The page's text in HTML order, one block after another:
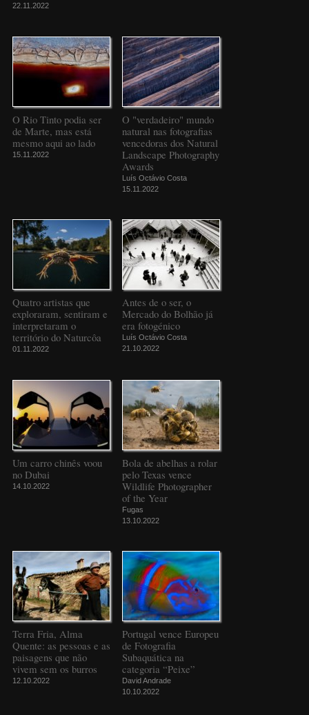
22.11.2022
O Rio Tinto podia ser
de Marte, mas está
mesmo aqui ao lado
15.11.2022
O "verdadeiro" mundo
natural nas fotografias
vencedoras dos Natural
Landscape Photography
Awards
Luís Octávio Costa
15.11.2022
Quatro artistas que
exploraram, sentiram e
interpretaram o
território do Naturcôa
01.11.2022
Antes de o ser, o
Mercado do Bolhão já
era fotogénico
Luís Octávio Costa
21.10.2022
Um carro chinês voou
no Dubai
14.10.2022
Bola de abelhas a rolar
pelo Texas vence
Wildlife Photographer
of the Year
Fugas
13.10.2022
Terra Fria, Alma
Quente: as pessoas e as
paisagens que não
vivem sem os burros
12.10.2022
Portugal vence Europeu
de Fotografia
Subaquática na
categoria “Peixe”
David Andrade
10.10.2022